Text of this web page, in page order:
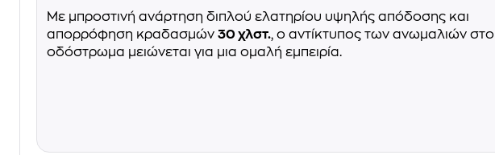
Με μπροστινή ανάρτηση διπλού ελατηρίου υψηλής απόδοσης και
απορρόφηση κραδασμών 30 χλστ., ο αντίκτυπος των ανωμαλιών στο
οδόστρωμα μειώνεται για μια ομαλή εμπειρία.